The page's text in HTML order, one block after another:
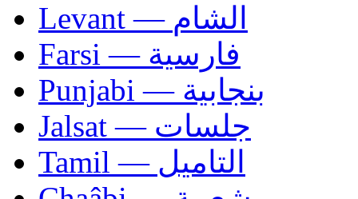
Levant — الشام
Farsi — فارسية
Punjabi — بنجابية
Jalsat — جلسات
Tamil — التاميل